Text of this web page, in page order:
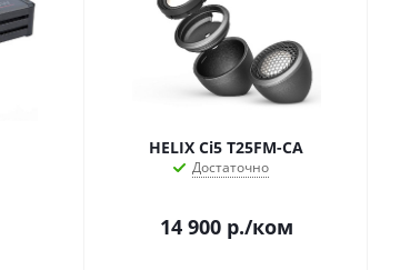
HELIX Ci5 T25FM-CA
Достаточно
14 900р./ком